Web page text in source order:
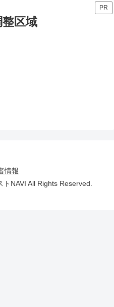
PR
区域
情報
NAVI All Rights Reserved.